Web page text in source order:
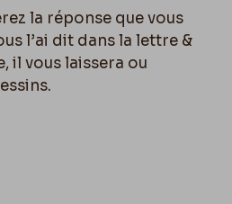
la réponse que vous
l’ai dit dans la lettre &
il vous laissera ou